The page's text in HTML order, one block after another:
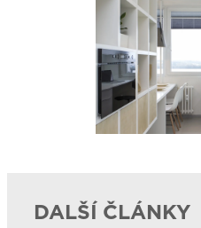
DALŠÍ ČLÁNKY